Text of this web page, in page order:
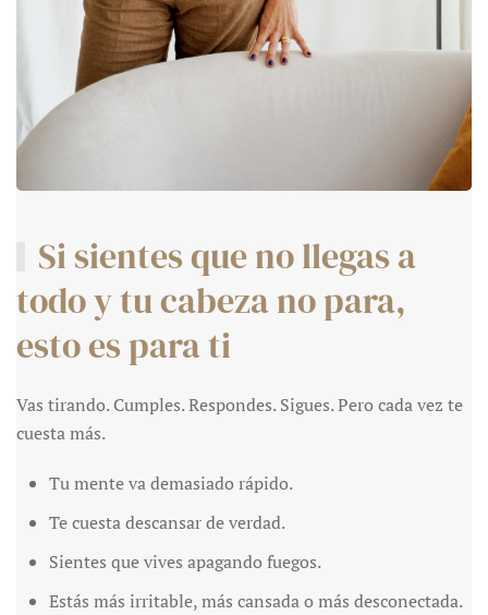
Si sientes que no llegas a
todo y tu cabeza no para,
esto es para ti
Vas tirando. Cumples. Respondes. Sigues. Pero cada vez te
cuesta más.
Tu mente va demasiado rápido.
Te cuesta descansar de verdad.
Sientes que vives apagando fuegos.
Estás más irritable, más cansada o más desconectada.